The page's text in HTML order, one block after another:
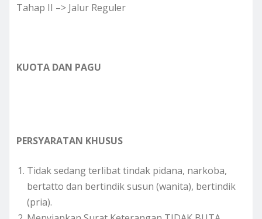
Tahap II –> Jalur Reguler
KUOTA DAN PAGU
PERSYARATAN KHUSUS
Tidak sedang terlibat tindak pidana, narkoba,
bertatto dan bertindik susun (wanita), bertindik
(pria).